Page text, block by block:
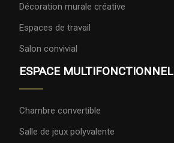
Décoration murale créative
Espaces de travail
Salon convivial
ESPACE MULTIFONCTIONNEL
Chambre convertible
Salle de jeux polyvalente